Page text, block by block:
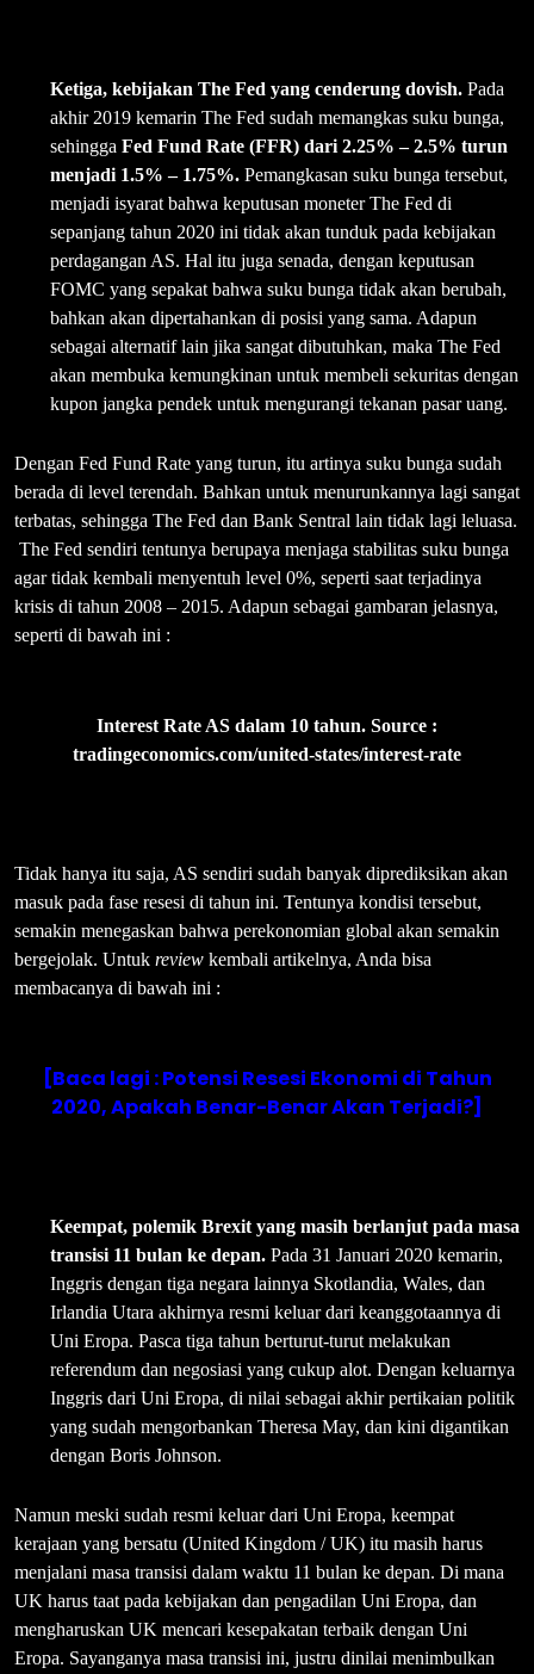
Ketiga, kebijakan The Fed yang cenderung dovish. Pada
akhir 2019 kemarin The Fed sudah memangkas suku bunga,
sehingga Fed Fund Rate (FFR) dari 2.25% – 2.5% turun
menjadi 1.5% – 1.75%. Pemangkasan suku bunga tersebut,
menjadi isyarat bahwa keputusan moneter The Fed di
sepanjang tahun 2020 ini tidak akan tunduk pada kebijakan
perdagangan AS. Hal itu juga senada, dengan keputusan
FOMC yang sepakat bahwa suku bunga tidak akan berubah,
bahkan akan dipertahankan di posisi yang sama. Adapun
sebagai alternatif lain jika sangat dibutuhkan, maka The Fed
akan membuka kemungkinan untuk membeli sekuritas dengan
kupon jangka pendek untuk mengurangi tekanan pasar uang.
Dengan Fed Fund Rate yang turun, itu artinya suku bunga sudah
berada di level terendah. Bahkan untuk menurunkannya lagi sangat
terbatas, sehingga The Fed dan Bank Sentral lain tidak lagi leluasa.
The Fed sendiri tentunya berupaya menjaga stabilitas suku bunga
agar tidak kembali menyentuh level 0%, seperti saat terjadinya
krisis di tahun 2008 – 2015. Adapun sebagai gambaran jelasnya,
seperti di bawah ini :
Interest Rate AS dalam 10 tahun. Source :
tradingeconomics.com/united-states/interest-rate
Tidak hanya itu saja, AS sendiri sudah banyak diprediksikan akan
masuk pada fase resesi di tahun ini. Tentunya kondisi tersebut,
semakin menegaskan bahwa perekonomian global akan semakin
bergejolak. Untuk review kembali artikelnya, Anda bisa
membacanya di bawah ini :
[Baca lagi : Potensi Resesi Ekonomi di Tahun
2020, Apakah Benar-Benar Akan Terjadi?]
Keempat, polemik Brexit yang masih berlanjut pada masa
transisi 11 bulan ke depan. Pada 31 Januari 2020 kemarin,
Inggris dengan tiga negara lainnya Skotlandia, Wales, dan
Irlandia Utara akhirnya resmi keluar dari keanggotaannya di
Uni Eropa. Pasca tiga tahun berturut-turut melakukan
referendum dan negosiasi yang cukup alot. Dengan keluarnya
Inggris dari Uni Eropa, di nilai sebagai akhir pertikaian politik
yang sudah mengorbankan Theresa May, dan kini digantikan
dengan Boris Johnson.
Namun meski sudah resmi keluar dari Uni Eropa, keempat
kerajaan yang bersatu (United Kingdom / UK) itu masih harus
menjalani masa transisi dalam waktu 11 bulan ke depan. Di mana
UK harus taat pada kebijakan dan pengadilan Uni Eropa, dan
mengharuskan UK mencari kesepakatan terbaik dengan Uni
Eropa. Sayanganya masa transisi ini, justru dinilai menimbulkan